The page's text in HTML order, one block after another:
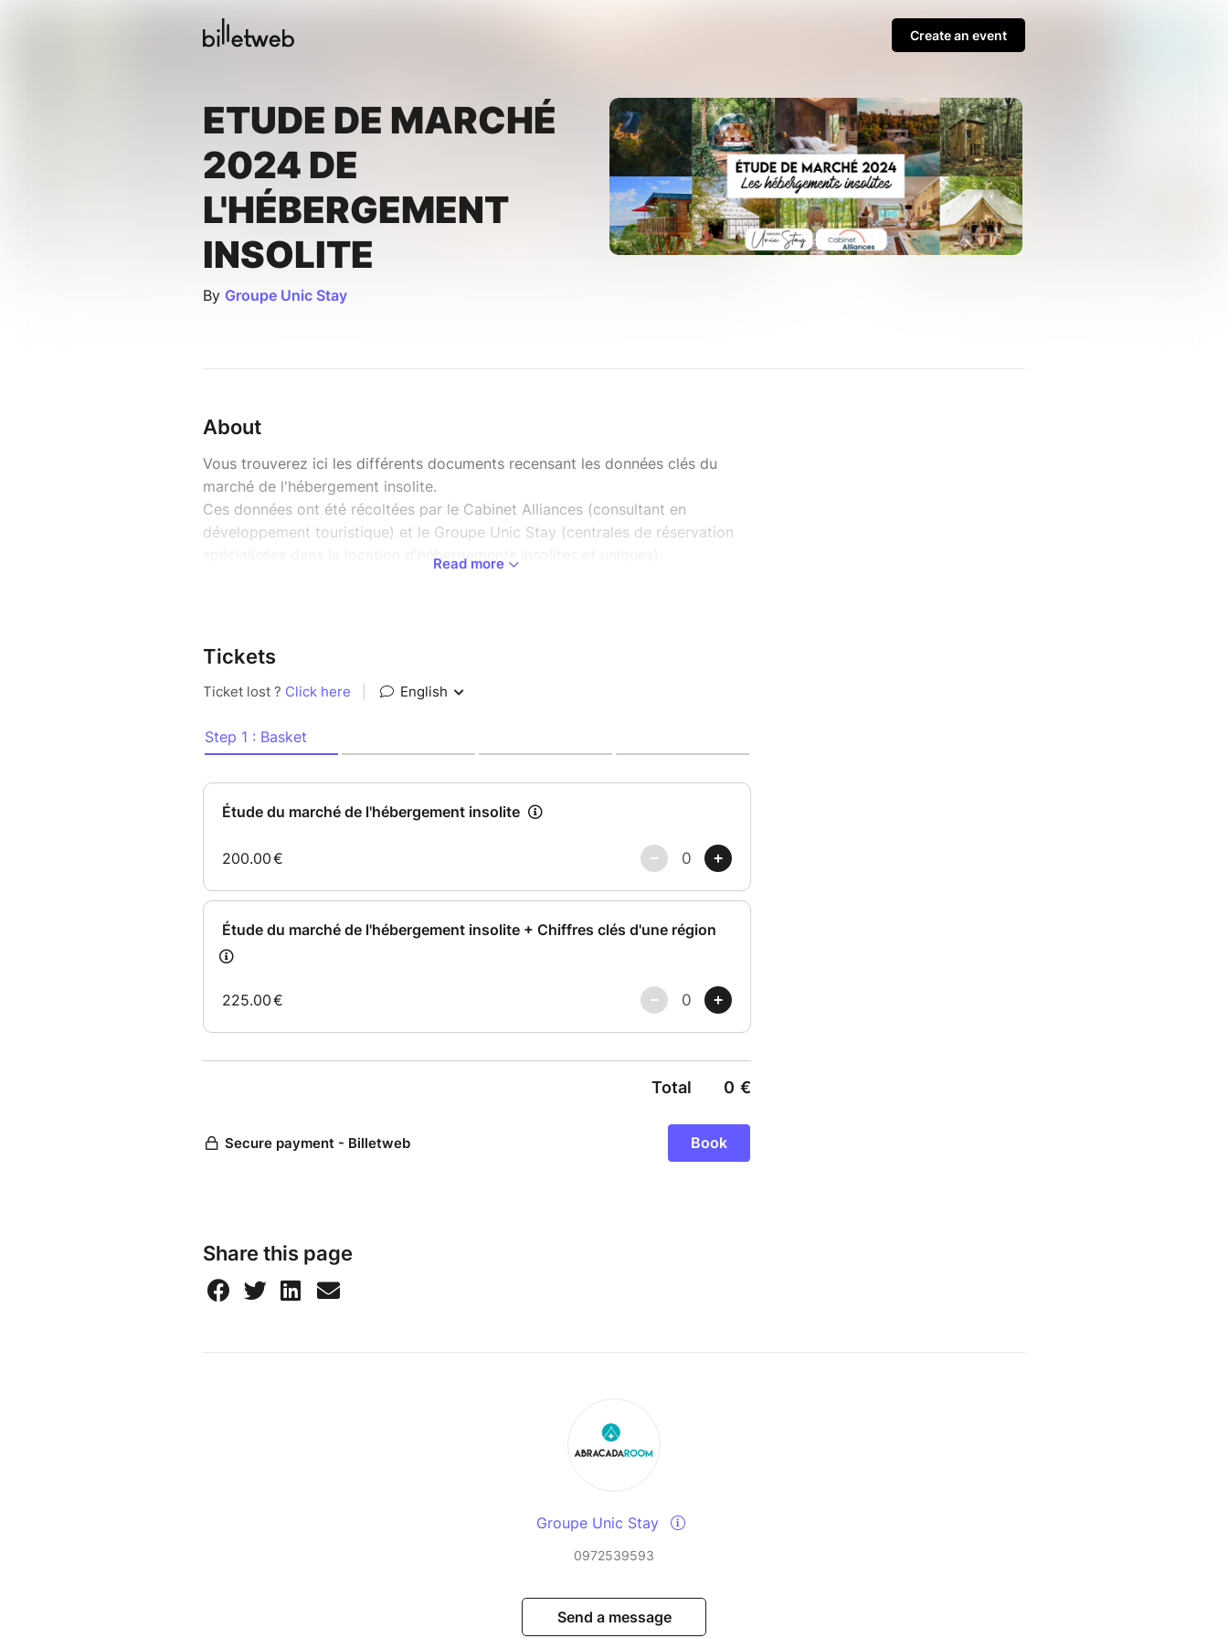
Create an event
ETUDE DE MARCHÉ
2024 DE
L'HÉBERGEMENT
INSOLITE
By Groupe Unic Stay
About
Vous trouverez ici les différents documents recensant les données clés du
marché de l'hébergement insolite.
Ces données ont été récoltées par le Cabinet Alliances (consultant en
développement touristique) et le Groupe Unic Stay (centrales de réservation
spécialisées dans la location d'hébergements insolites et uniques).
des études et des analyses sur les chiffres clés du marché de la location
d'hébergement insolite concernant les sujets suivants : l’ampleur et la diversité
du marché en France, le bilan de l’observatoire de la fréquentation de l’insolite
- Les chiffres clés d'une région de France : vous trouverez les données les plus
importantes dans une des 21 régions françaises vous permettant d'analyser
plus en détail la région de votre choix.
Read more
Tickets
Share this page
Groupe Unic Stay
0972539593
Send a message